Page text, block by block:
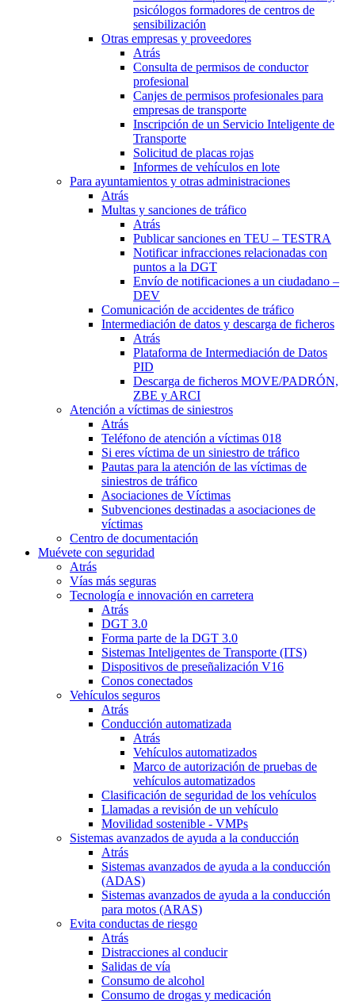
psicólogos formadores de centros de
sensibilización
Otras empresas y proveedores
Atrás
Consulta de permisos de conductor
profesional
Canjes de permisos profesionales para
empresas de transporte
Inscripción de un Servicio Inteligente de
Transporte
Solicitud de placas rojas
Informes de vehículos en lote
Para ayuntamientos y otras administraciones
Atrás
Multas y sanciones de tráfico
Atrás
Publicar sanciones en TEU – TESTRA
Notificar infracciones relacionadas con
puntos a la DGT
Envío de notificaciones a un ciudadano –
DEV
Comunicación de accidentes de tráfico
Intermediación de datos y descarga de ficheros
Atrás
Plataforma de Intermediación de Datos
PID
Descarga de ficheros MOVE/PADRÓN,
ZBE y ARCI
Atención a víctimas de siniestros
Atrás
Teléfono de atención a víctimas 018
Si eres víctima de un siniestro de tráfico
Pautas para la atención de las víctimas de
siniestros de tráfico
Asociaciones de Víctimas
Subvenciones destinadas a asociaciones de
víctimas
Centro de documentación
Muévete con seguridad
Atrás
Vías más seguras
Tecnología e innovación en carretera
Atrás
DGT 3.0
Forma parte de la DGT 3.0
Sistemas Inteligentes de Transporte (ITS)
Dispositivos de preseñalización V16
Conos conectados
Vehículos seguros
Atrás
Conducción automatizada
Atrás
Vehículos automatizados
Marco de autorización de pruebas de
vehículos automatizados
Clasificación de seguridad de los vehículos
Llamadas a revisión de un vehículo
Movilidad sostenible - VMPs
Sistemas avanzados de ayuda a la conducción
Atrás
Sistemas avanzados de ayuda a la conducción
(ADAS)
Sistemas avanzados de ayuda a la conducción
para motos (ARAS)
Evita conductas de riesgo
Atrás
Distracciones al conducir
Salidas de vía
Consumo de alcohol
Consumo de drogas y medicación